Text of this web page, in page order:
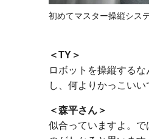
初めてマスター操縦シス
TY
ロボットを操縦する
し、何よりかっこいい
森平さん
似合っていますよ。